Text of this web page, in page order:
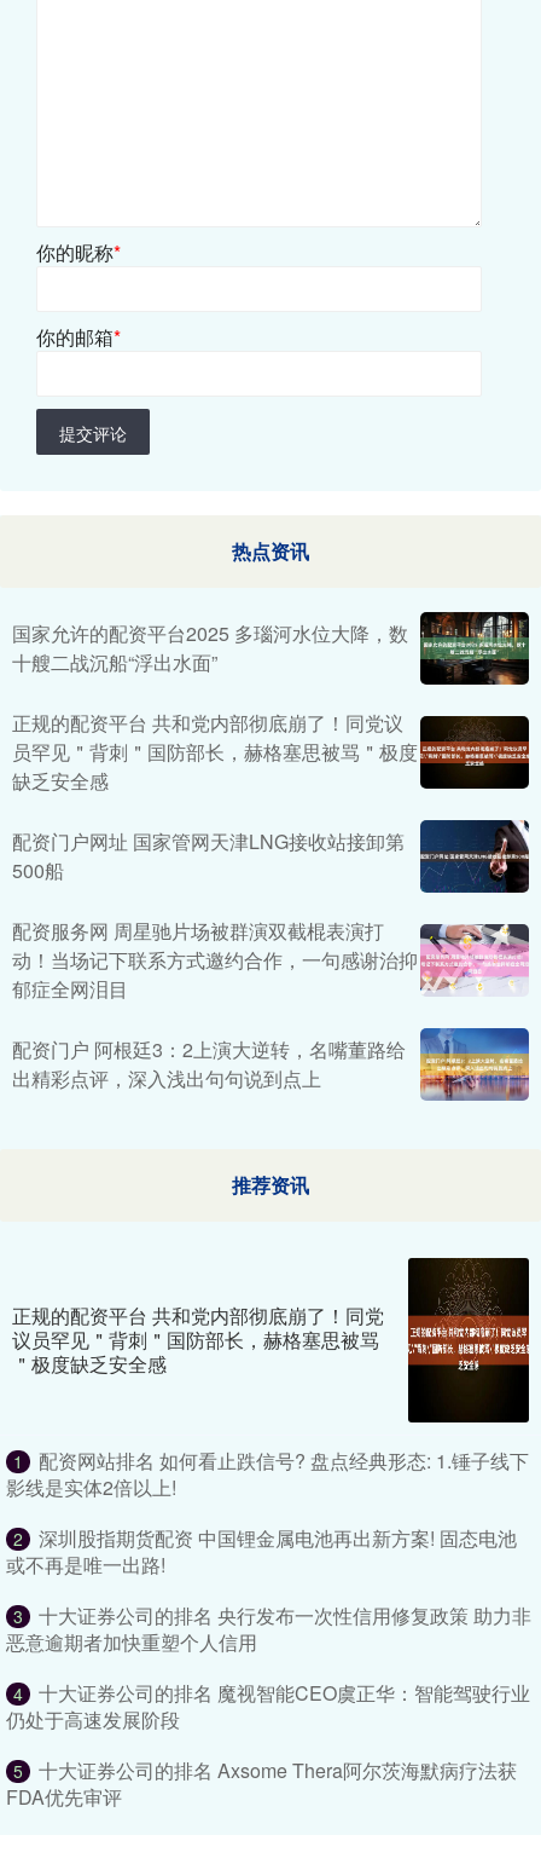
你的昵称*
你的邮箱*
提交评论
热点资讯
国家允许的配资平台2025 多瑙河水位大降，数
十艘二战沉船“浮出水面”
正规的配资平台 共和党内部彻底崩了！同党议
员罕见＂背刺＂国防部长，赫格塞思被骂＂极度
缺乏安全感
配资门户网址 国家管网天津LNG接收站接卸第
500船
配资服务网 周星驰片场被群演双截棍表演打
动！当场记下联系方式邀约合作，一句感谢治抑
郁症全网泪目
配资门户 阿根廷3：2上演大逆转，名嘴董路给
出精彩点评，深入浅出句句说到点上
推荐资讯
正规的配资平台 共和党内部彻底崩了！同党
议员罕见＂背刺＂国防部长，赫格塞思被骂
＂极度缺乏安全感
1
配资网站排名 如何看止跌信号? 盘点经典形态: 1.锤子线下
影线是实体2倍以上!
2
深圳股指期货配资 中国锂金属电池再出新方案! 固态电池
或不再是唯一出路!
3
十大证券公司的排名 央行发布一次性信用修复政策 助力非
恶意逾期者加快重塑个人信用
4
十大证券公司的排名 魔视智能CEO虞正华：智能驾驶行业
仍处于高速发展阶段
5
十大证券公司的排名 Axsome Thera阿尔茨海默病疗法获
FDA优先审评